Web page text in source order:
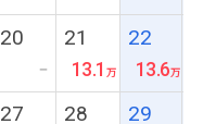
20
ー
21
13.1
22
13.6
27 28 29